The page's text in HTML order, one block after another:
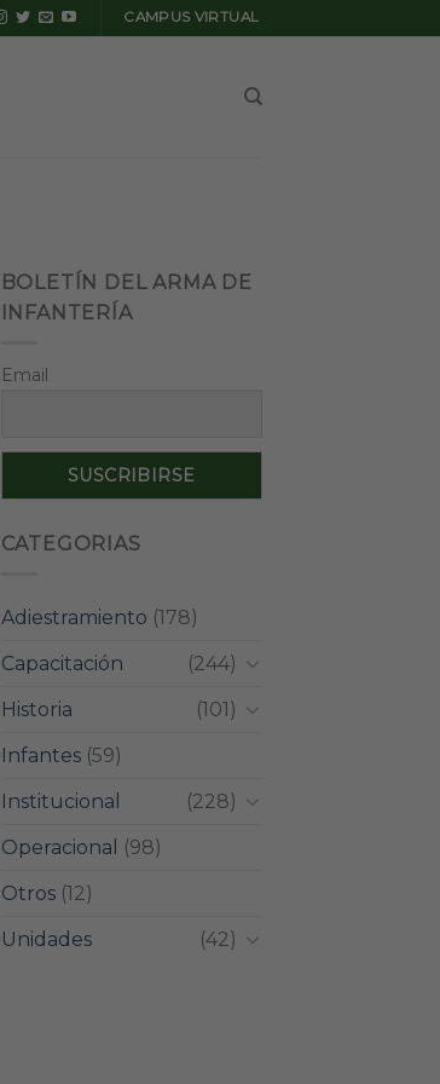
CAMPUS VIRTUAL
BOLETÍN DEL ARMA DE
INFANTERÍA
Email
CATEGORIAS
Adiestramiento (178)
Capacitación
(244)
Historia
(101)
Infantes(59)
Institucional
(228)
Operacional
(98)
Otros(12)
Unidades
(42)